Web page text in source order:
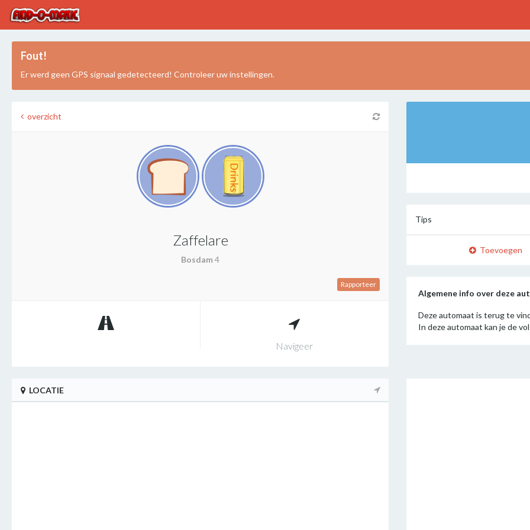
Fout!
Er werd geen GPS signaal gedetecteerd! Controleer uw instellingen.
overzicht
Zaffelare
Bosdam 4
Rapporteer
Navigeer
Tips
Toevoegen
Algemene info over deze
Deze automaat is terug te
In deze automaat kan je de
LOCATIE